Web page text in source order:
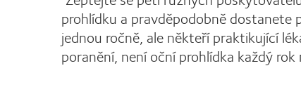
prohlídku a pravděpodobně dostanete
jednou ročně, ale někteří praktikující
poranění, není oční prohlídka každý rok